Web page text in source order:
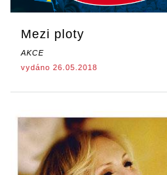
Mezi ploty
AKCE
vydáno 26.05.2018